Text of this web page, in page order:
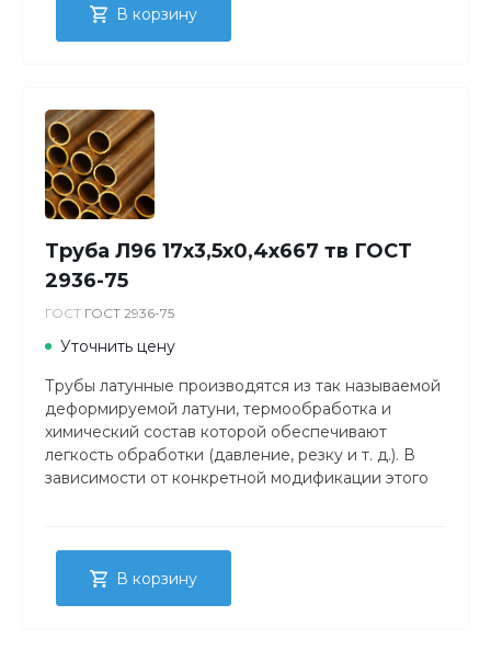
В корзину
Труба Л96 17х3,5х0,4х667 тв ГОСТ
2936-75
ГОСТ ГОСТ 2936-75
Уточнить цену
Трубы латунные производятся из так называемой
деформируемой латуни, термообработка и
химический состав которой обеспечивают
легкость обработки (давление, резку и т. д.). В
зависимости от конкретной модификации этого
от 3 до 100 мм.
В корзину